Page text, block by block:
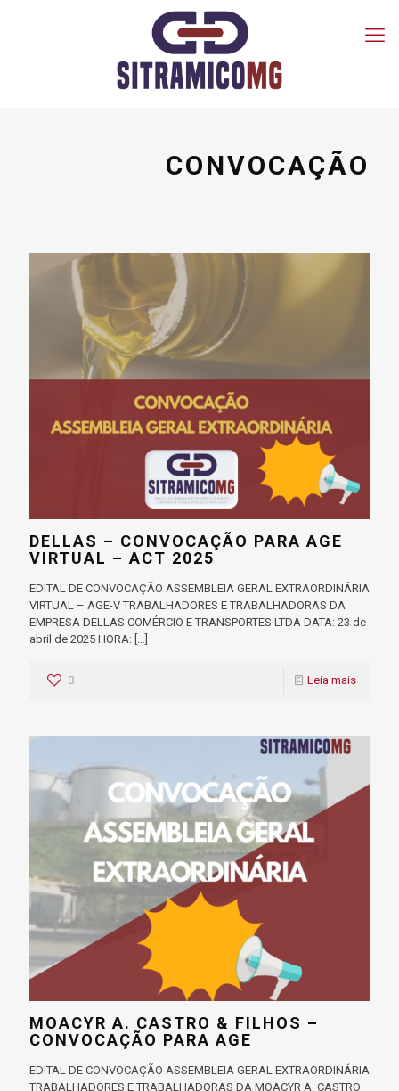
CONVOCAÇÃO
DELLAS – CONVOCAÇÃO PARA AGE
VIRTUAL – ACT 2025
EDITAL DE CONVOCAÇÃO ASSEMBLEIA GERAL EXTRAORDINÁRIA
VIRTUAL – AGE-V TRABALHADORES E TRABALHADORAS DA
EMPRESA DELLAS COMÉRCIO E TRANSPORTES LTDA DATA: 23 de
abril de 2025 HORA: […]
3 Leia mais
MOACYR A. CASTRO & FILHOS –
CONVOCAÇÃO PARA AGE
EDITAL DE CONVOCAÇÃO ASSEMBLEIA GERAL EXTRAORDINÁRIA
TRABALHADORES E TRABALHADORAS DA MOACYR A. CASTRO